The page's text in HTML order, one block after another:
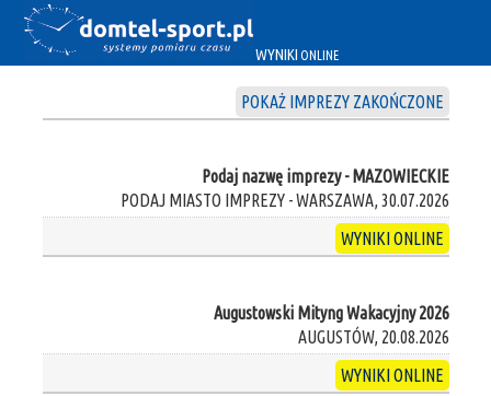
WYNIKI ONLINE
POKAŻ IMPREZY ZAKOŃCZONE
Podaj nazwę imprezy - MAZOWIECKIE
PODAJ MIASTO IMPREZY - WARSZAWA, 30.07.2026
WYNIKI ONLINE
Augustowski Mityng Wakacyjny 2026
AUGUSTÓW, 20.08.2026
WYNIKI ONLINE